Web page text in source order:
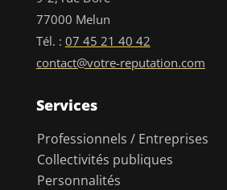
77000 Melun
Tél. : 07 45 21 40 42
contact@votre-reputation.com
Services
Professionnels / Entreprises
Collectivités publiques
Personnalités